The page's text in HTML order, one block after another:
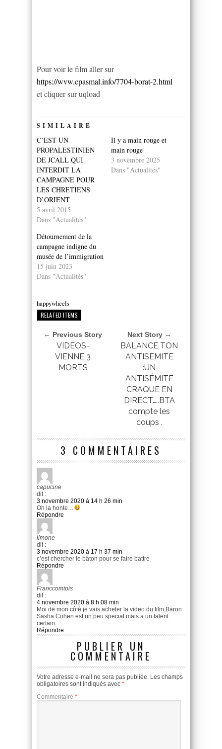
Pour voir le film aller sur
https://wvw.cpasmal.info/7704-borat-2.html
et cliquer sur uqload
SIMILAIRE
C’EST UN
PROPALESTINIEN
DE JCALL QUI
INTERDIT LA
CAMPAGNE POUR
LES CHRETIENS
D’ORIENT
5 avril 2015
Dans "Actualités"
Il y a main rouge et
main rouge
3 novembre 2025
Dans "Actualités"
Détournement de la
campagne indigne du
musée de l’immigration
15 juin 2023
Dans "Actualités"
happywheels
RELATED ITEMS
← Previous Story
VIDEOS-
VIENNE 3
MORTS
Next Story →
BALANCE TON
ANTISEMITE
:UN
ANTISÉMITE
CRAQUE EN
DIRECT…..BTA
compte les
coups .
3 COMMENTAIRES
capucine
dit :
3 novembre 2020 à 14 h 26 min
Oh la honte…
Répondre
limone
dit :
3 novembre 2020 à 17 h 37 min
c’est chercher le bâton pour se faire battre
Répondre
Franccomtois
dit :
4 novembre 2020 à 8 h 08 min
Moi de mon côté je vais acheter la video du film,Baron
Sasha Cohen est un peu special mais a un talent
certain.
Répondre
PUBLIER UN
COMMENTAIRE
Votre adresse e-mail ne sera pas publiée. Les champs
obligatoires sont indiqués avec *
Commentaire *